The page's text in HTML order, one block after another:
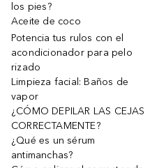
los pies?
Aceite de coco
Potencia tus rulos con el
acondicionador para pelo
rizado
Limpieza facial: Baños de
vapor
¿CÓMO DEPILAR LAS CEJAS
CORRECTAMENTE?
¿Qué es un sérum
antimanchas?